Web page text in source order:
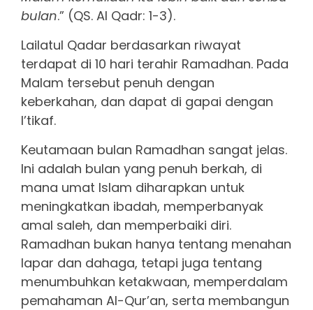
bulan.” (QS. Al Qadr: 1-3).
Lailatul Qadar berdasarkan riwayat
terdapat di 10 hari terahir Ramadhan. Pada
Malam tersebut penuh dengan
keberkahan, dan dapat di gapai dengan
I’tikaf.
Keutamaan bulan Ramadhan sangat jelas.
Ini adalah bulan yang penuh berkah, di
mana umat Islam diharapkan untuk
meningkatkan ibadah, memperbanyak
amal saleh, dan memperbaiki diri.
Ramadhan bukan hanya tentang menahan
lapar dan dahaga, tetapi juga tentang
menumbuhkan ketakwaan, memperdalam
pemahaman Al-Qur’an, serta membangun